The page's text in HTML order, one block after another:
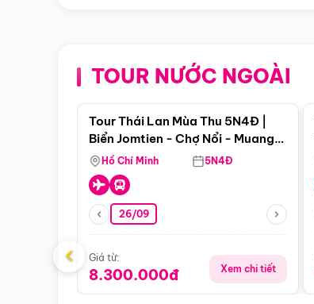
TOUR NƯỚC NGOÀI
Điểm nổi bật
Tour Thái Lan Mùa Thu 5N4Đ |
Biển Jomtien - Chợ Nổi - Muang
Boran - Suanthai (Bay Vietnam
Airlines)
Hồ Chí Minh 5N4Đ
26/09
Giá từ:
8.300.000đ Xem chi tiết
‹